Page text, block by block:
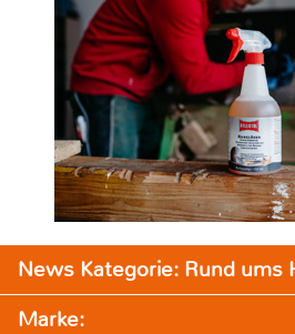
News Kategorie: Rund ums
Marke: